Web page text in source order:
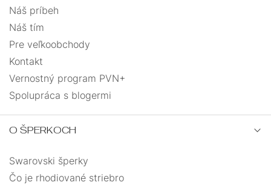
Náš príbeh
Náš tím
Pre veľkoobchody
Kontakt
Vernostný program PVN+
Spolupráca s blogermi
O ŠPERKOCH
Swarovski šperky
Čo je rhodiované striebro